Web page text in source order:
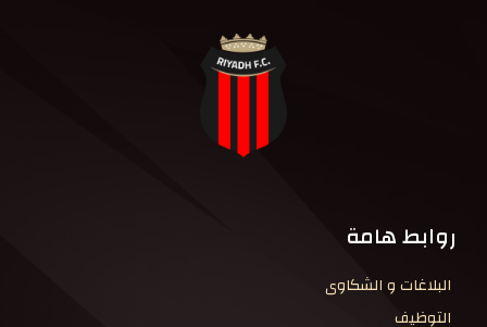
روابط هامة
البلاغات و الشكاوى
التوظيف